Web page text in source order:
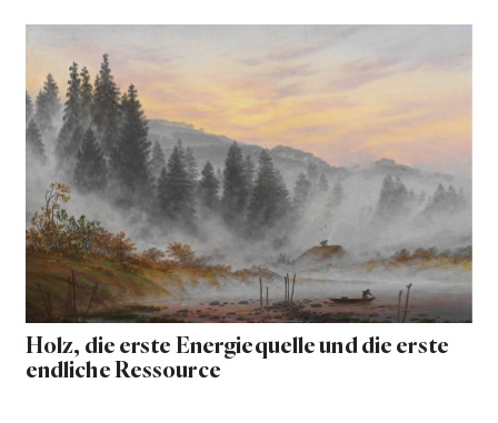
Holz, die erste Energiequelle und die erste
endliche Ressource